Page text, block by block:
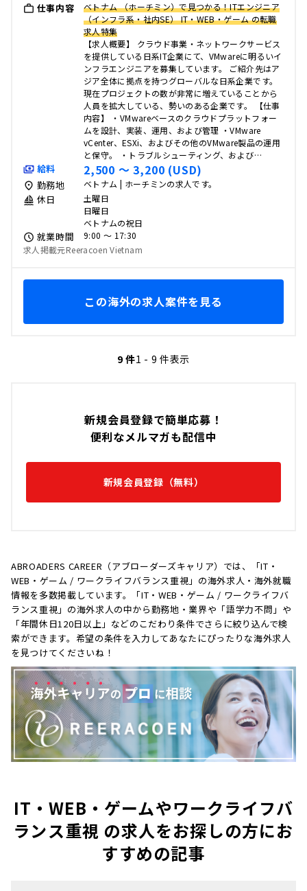
新規会員登録で簡単応募！
便利なメルマガも配信中
新規会員登録（無料）
ABROADERS CAREER（アブローダーズキャリア）では、「IT・
WEB・ゲーム / ワークライフバランス重視」の海外求人・海外就職
情報を多数掲載しています。「IT・WEB・ゲーム / ワークライフバ
ランス重視」の海外求人の中から勤務地・業界や「語学力不問」や
「年間休日120日以上」などのこだわり条件でさらに絞り込んで検
索ができます。希望の条件を入力してあなたにぴったりな海外求人
を見つけてくださいね！
仕事内容
ベトナム （ホーチミン）で見つかる！ITエンジニア
（インフラ系・社内SE） IT・WEB・ゲーム の転職
求人特集
【求人概要】 クラウド事業・ネットワークサービス
を提供している日系IT企業にて、VMwareに明るいイ
ンフラエンジニアを募集しています。 ご紹介先はア
ジア全体に拠点を持つグローバルな日系企業です。
現在プロジェクトの数が非常に増えていることから
人員を拡大している、勢いのある企業です。 【仕事
内容】 ・VMwareベースのクラウドプラットフォー
ムを設計、実装、運用、および管理 ・VMware
vCenter、ESXi、およびその他のVMware製品の運用
と保守。 ・トラブルシューティング、および…
給料 2,500 〜 3,200 (USD)
勤務地 ベトナム | ホーチミンの求人です。
休日
土曜日
日曜日
ベトナムの祝日
就業時間
9:00 〜 17:30
求人掲載元Reeracoen Vietnam
この海外の求人案件を見る
9 件1 - 9 件表示
IT・WEB・ゲームやワークライフバ
ランス重視 の求人をお探しの方にお
すすめの記事